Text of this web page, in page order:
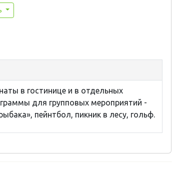
в гостинице и в отдельных
для групповых мероприятий -
пейнтбол, пикник в лесу, гольф.